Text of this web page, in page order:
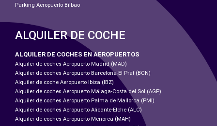
Parking Aeropuerto Bilbao
ALQUILER DE COCHE
ALQUILER DE COCHES EN AEROPUERTOS
Alquiler de coches Aeropuerto Madrid (MAD)
Alquiler de coches Aeropuerto Barcelona-El Prat (BCN)
Alquiler de coche Aeropuerto Ibiza (IBZ)
Alquiler de coches Aeropuerto Málaga-Costa del Sol (AGP)
Alquiler de coches Aeropuerto Palma de Mallorca (PMI)
Alquiler de coches Aeropuerto Alicante-Elche (ALC)
Alquiler de coches Aeropuerto Menorca (MAH)